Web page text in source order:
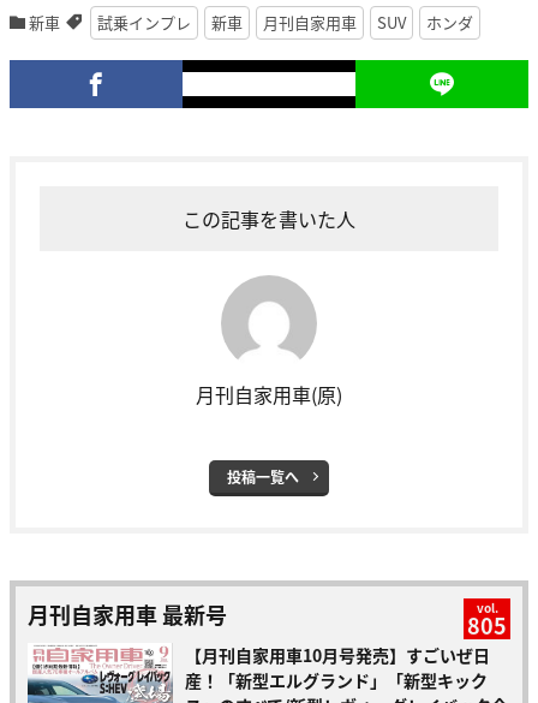
新車 試乗インプレ 新車 月刊自家用車 SUV ホンダ
この記事を書いた人
月刊自家用車(原)
投稿一覧へ
月刊自家用車 最新号 vol.
805
【月刊自家用車10月号発売】すごいぜ日
産！「新型エルグランド」「新型キック